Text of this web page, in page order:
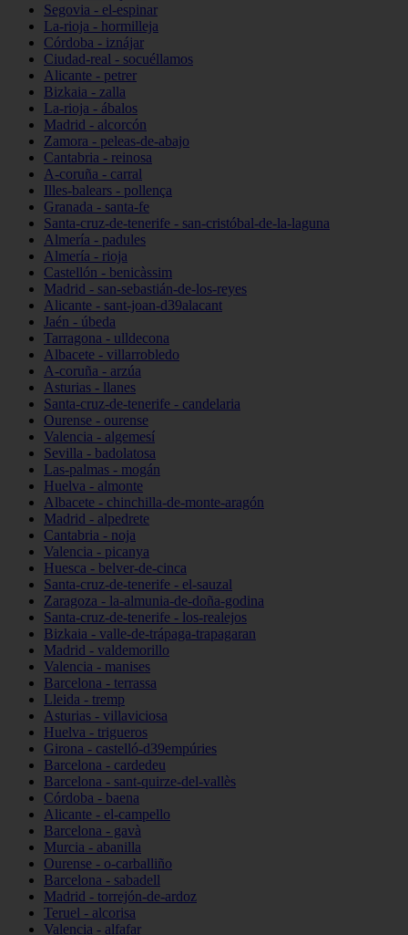
Segovia - el-espinar
La-rioja - hormilleja
Córdoba - iznájar
Ciudad-real - socuéllamos
Alicante - petrer
Bizkaia - zalla
La-rioja - ábalos
Madrid - alcorcón
Zamora - peleas-de-abajo
Cantabria - reinosa
A-coruña - carral
Illes-balears - pollença
Granada - santa-fe
Santa-cruz-de-tenerife - san-cristóbal-de-la-laguna
Almería - padules
Almería - rioja
Castellón - benicàssim
Madrid - san-sebastián-de-los-reyes
Alicante - sant-joan-d39alacant
Jaén - úbeda
Tarragona - ulldecona
Albacete - villarrobledo
A-coruña - arzúa
Asturias - llanes
Santa-cruz-de-tenerife - candelaria
Ourense - ourense
Valencia - algemesí
Sevilla - badolatosa
Las-palmas - mogán
Huelva - almonte
Albacete - chinchilla-de-monte-aragón
Madrid - alpedrete
Cantabria - noja
Valencia - picanya
Huesca - belver-de-cinca
Santa-cruz-de-tenerife - el-sauzal
Zaragoza - la-almunia-de-doña-godina
Santa-cruz-de-tenerife - los-realejos
Bizkaia - valle-de-trápaga-trapagaran
Madrid - valdemorillo
Valencia - manises
Barcelona - terrassa
Lleida - tremp
Asturias - villaviciosa
Huelva - trigueros
Girona - castelló-d39empúries
Barcelona - cardedeu
Barcelona - sant-quirze-del-vallès
Córdoba - baena
Alicante - el-campello
Barcelona - gavà
Murcia - abanilla
Ourense - o-carballiño
Barcelona - sabadell
Madrid - torrejón-de-ardoz
Teruel - alcorisa
Valencia - alfafar